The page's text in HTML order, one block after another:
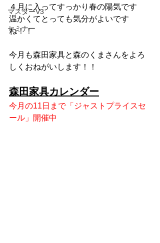
マスターV3
セミナー
４月に入ってすっかり春の陽気です
温かくてとっても気分がよいです
ね！！
今月も森田家具と森のくまさんをよろ
しくおねがいします！！
森田家具カレンダー
今月の11日まで「ジャストプライスセ
ール」開催中